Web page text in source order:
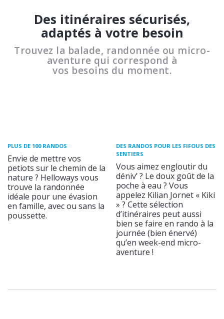
Des itinéraires sécurisés,
adaptés à votre besoin
Trouvez la balade, randonnée ou micro-
aventure qui correspond à
vos besoins du moment.
PLUS DE 100 RANDOS
Envie de mettre vos
petiots sur le chemin de la
nature ? Helloways vous
trouve la randonnée
idéale pour une évasion
en famille, avec ou sans la
poussette.
DES RANDOS POUR LES FIFOUS DES
SENTIERS
Vous aimez engloutir du
déniv’ ? Le doux goût de la
poche à eau ? Vous
appelez Kilian Jornet « Kiki
» ? Cette sélection
d’itinéraires peut aussi
bien se faire en rando à la
journée (bien énervé)
qu’en week-end micro-
aventure !